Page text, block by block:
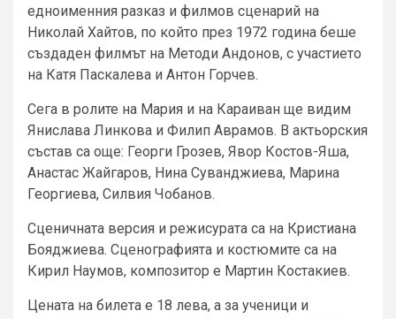
едноименния разказ и филмов сценарий на
Николай Хайтов, по който през 1972 година беше
създаден филмът на Методи Андонов, с участието
на Катя Паскалева и Антон Горчев.
Сега в ролите на Мария и на Караиван ще видим
Янислава Линкова и Филип Аврамов. В актьорския
състав са още: Георги Грозев, Явор Костов-Яша,
Анастас Жайгаров, Нина Суванджиева, Марина
Георгиева, Силвия Чобанов.
Сценичната версия и режисурата са на Кристиана
Бояджиева. Сценографията и костюмите са на
Кирил Наумов, композитор е Мартин Костакиев.
Цената на билета е 18 лева, а за ученици и